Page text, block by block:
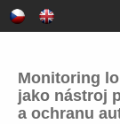
Monitoring
jako nástroj
a ochranu